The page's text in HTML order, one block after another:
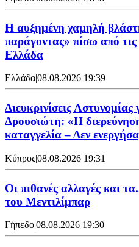
Η αυξημένη χαμηλή
παράγοντας» πίσω από τις
Ελλάδα
Ελλάδα|08.08.2026 19:39
Διευκρινίσεις
Δρουσιώτη: «Η
καταγγελία – Δεν
Κύπρος|08.08.2026 19:31
Οι πιθανές αλλαγές και
του Μεντιλίμπαρ
Γήπεδο|08.08.2026 19:30